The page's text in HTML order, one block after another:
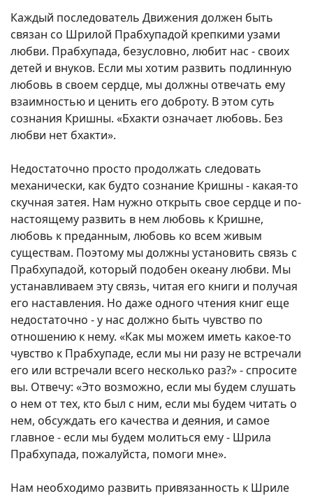
Каждый последователь Движения должен быть
связан со Шрилой Прабхупадой крепкими узами
любви. Прабхупада, безусловно, любит нас - своих
детей и внуков. Если мы хотим развить подлинную
любовь в своем сердце, мы должны отвечать ему
взаимностью и ценить его доброту. В этом суть
сознания Кришны. «Бхакти означает любовь. Без
любви нет бхакти».
Недостаточно просто продолжать следовать
механически, как будто сознание Кришны - какая-то
скучная затея. Нам нужно открыть свое сердце и по-
настоящему развить в нем любовь к Кришне,
любовь к преданным, любовь ко всем живым
существам. Поэтому мы должны установить связь с
Прабхупадой, который подобен океану любви. Мы
устанавливаем эту связь, читая его книги и получая
его наставления. Но даже одного чтения книг еще
недостаточно - у нас должно быть чувство по
отношению к нему. «Как мы можем иметь какое-то
чувство к Прабхупаде, если мы ни разу не встречали
его или встречали всего несколько раз?» - спросите
вы. Отвечу: «Это возможно, если мы будем слушать
о нем от тех, кто был с ним, если мы будем читать о
нем, обсуждать его качества и деяния, и самое
главное - если мы будем молиться ему - Шрила
Прабхупада, пожалуйста, помоги мне».
Нам необходимо развить привязанность к Шриле